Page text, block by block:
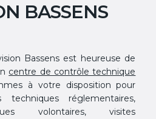
BASSENS
Bassens est heureuse de
centre de contrôle technique
à votre disposition pour
réglementaires,
volontaires, visites